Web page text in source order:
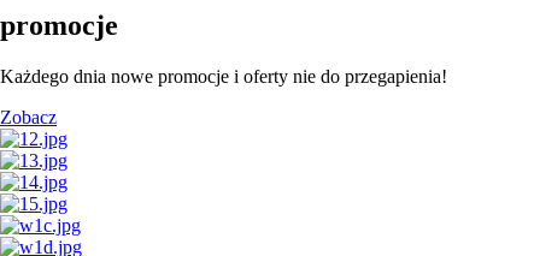
promocje
Każdego dnia nowe promocje i oferty nie do przegapienia!
Zobacz